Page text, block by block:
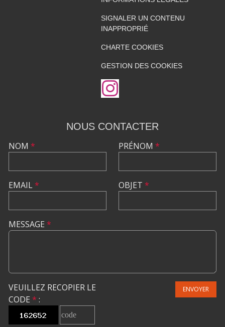
SIGNALER UN CONTENU
INAPPROPRIÉ
CHARTE COOKIES
GESTION DES COOKIES
NOUS CONTACTER
NOM *
EMAIL*
PRÉNOM *
OBJET *
MESSAGE *
VEUILLEZ RECOPIER LE
CODE * :
ENVOYER